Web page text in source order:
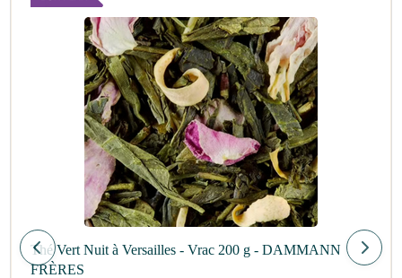
Thé Vert Nuit à Versailles - Vrac 200 g - DAMMANN
FRÈRES